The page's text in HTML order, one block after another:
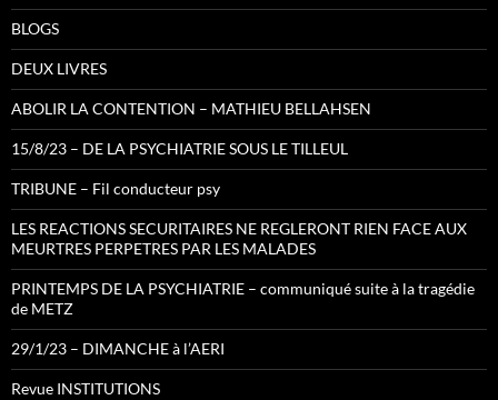
BLOGS
DEUX LIVRES
ABOLIR LA CONTENTION – MATHIEU BELLAHSEN
15/8/23 – DE LA PSYCHIATRIE SOUS LE TILLEUL
TRIBUNE – Fil conducteur psy
LES REACTIONS SECURITAIRES NE REGLERONT RIEN FACE AUX
MEURTRES PERPETRES PAR LES MALADES
PRINTEMPS DE LA PSYCHIATRIE – communiqué suite à la tragédie
de METZ
29/1/23 – DIMANCHE à l’AERI
Revue INSTITUTIONS